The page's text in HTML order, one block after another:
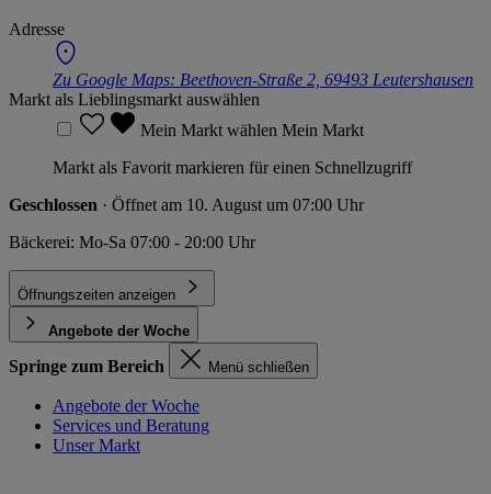
Adresse
Zu Google Maps: Beethoven-Straße 2, 69493 Leutershausen
Markt als Lieblingsmarkt auswählen
Mein Markt wählen Mein Markt
Markt als Favorit markieren für einen Schnellzugriff
Geschlossen · Öffnet am 10. August um 07:00 Uhr
Bäckerei: Mo-Sa 07:00 - 20:00 Uhr
Öffnungszeiten anzeigen
Angebote der Woche
Springe zum Bereich Menü schließen
Angebote der Woche
Services und Beratung
Unser Markt